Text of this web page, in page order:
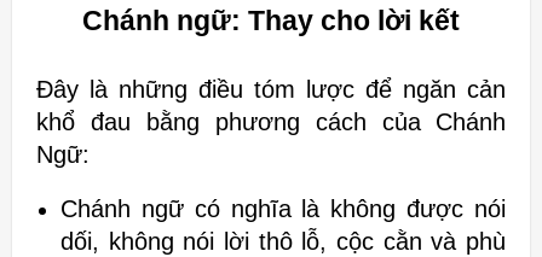
Chánh ngữ: Thay cho lời kết
Đây là những điều tóm lược để ngăn cản
khổ đau bằng phương cách của Chánh
Ngữ:
Chánh ngữ có nghĩa là không được nói
dối, không nói lời thô lỗ, cộc cằnvà phù